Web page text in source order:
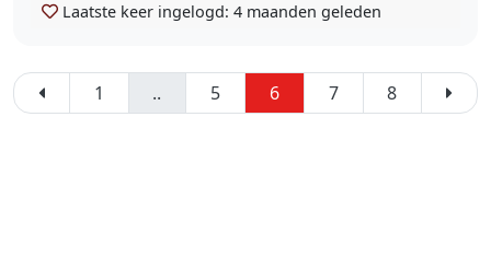
Laatste keer ingelogd: 4 maanden geleden
1 .. 5 6 7 8